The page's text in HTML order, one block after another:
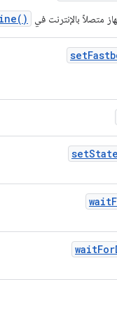
متصلاً بالإنترنت في
set
setState
wait
waitFor